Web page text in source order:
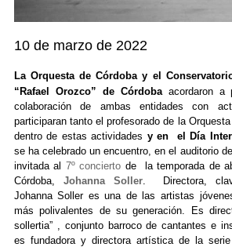
10 de marzo de 2022
La Orquesta de Córdoba y el
“Rafael Orozco” de Córdobaacordaron a
colaboración de ambas entidades con
participaran tanto el profesorado de la
dentro de estas actividades y en el Día
se ha celebrado un encuentro, en el auditorio
invitada al 7º concierto de la temporada de
Córdoba, Johanna Soller. Directora,
Johanna Soller es una de las artistas
más polivalentes de su generación. Es
sollertia” , conjunto barroco de cantantes e
es fundadora y directora artística de la